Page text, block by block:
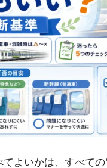
よいかは、すべて